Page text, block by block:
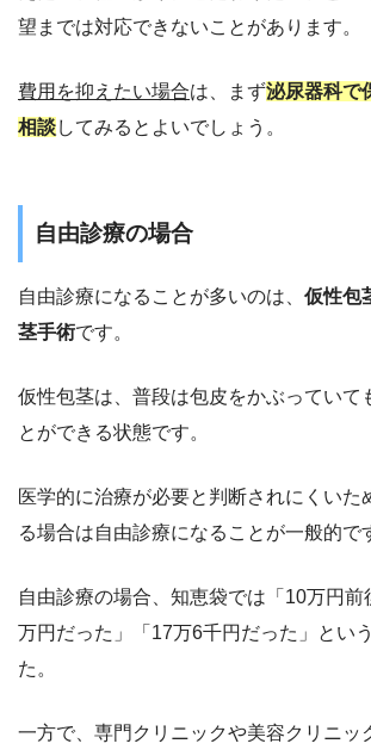
望までは対応できないことがあります。
費用を抑えたい場合は、まず泌尿器科で
相談してみるとよいでしょう。
自由診療の場合
自由診療になることが多いのは、 仮性包
茎手術です。
仮性包茎は、普段は包皮をかぶっていて
とができる状態です。
医学的に治療が必要と判断されにくいた
る場合は自由診療になることが一般的で
自由診療の場合、知恵袋では「10万円前
万円だった」「17万6千円だった」とい
た。
一方で、専門クリニックや美容クリニッ